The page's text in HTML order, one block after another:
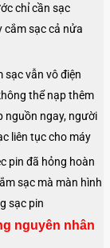
chỉ cần sạc
cắm sạc cả nửa
sạc vẫn vô điện
thể nạp thêm
nguồn ngay, người
liên tục cho máy
pin đã hỏng hoàn
sạc mà màn hình
sạc pin
nguyên nhân